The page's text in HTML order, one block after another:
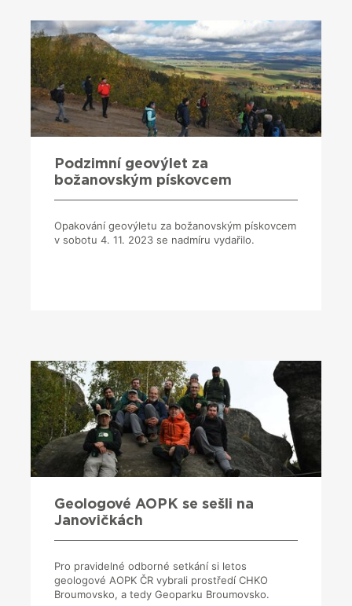
Podzimní geovýlet za
božanovským pískovcem
Opakování geovýletu za božanovským pískovcem
v sobotu 4. 11. 2023 se nadmíru vydařilo.
Geologové AOPK se sešli na
Janovičkách
Pro pravidelné odborné setkání si letos
geologové AOPK ČR vybrali prostředí CHKO
Broumovsko, a tedy Geoparku Broumovsko.